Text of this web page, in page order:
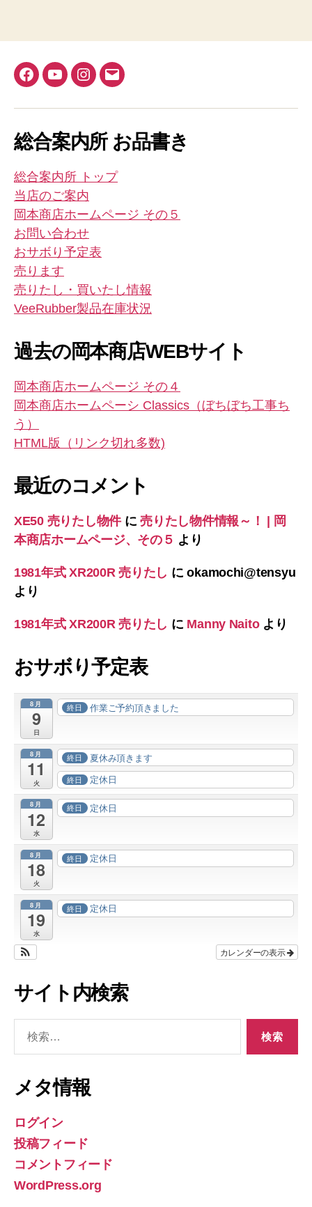
FacebookYouTubeInstagram
メ
総合案内所 お品書き
総合案内所 トップ
当店のご案内
岡本商店ホームページ その５
お問い合わせ
おサボり予定表
売ります
売りたし・買いたし情報
VeeRubber製品在庫状況
過去の岡本商店WEBサイト
岡本商店ホームページ その４
岡本商店ホームペーシ Classics（ぼちぼち工事ち
う）
HTML版（リンク切れ多数)
最近のコメント
XE50 売りたし物件に売りたし物件情報～！ | 岡
本商店ホームページ、その５ より
1981年式 XR200R 売りたし にokamochi@tensyu
より
1981年式 XR200R 売りたし に Manny Naitoより
おサボり予定表
8月
9
日
終日 作業ご予約頂きました
8月
11
火
終日 夏休み頂きます
終日 定休日
8月
12
水
終日 定休日
8月
18
火
終日 定休日
8月
19
水
終日 定休日
カレンダーの表示
サイト内検索
メタ情報
ログイン
投稿フィード
コメントフィード
WordPress.org